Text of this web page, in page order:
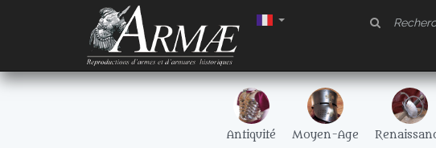
Antiquité Moyen-Age